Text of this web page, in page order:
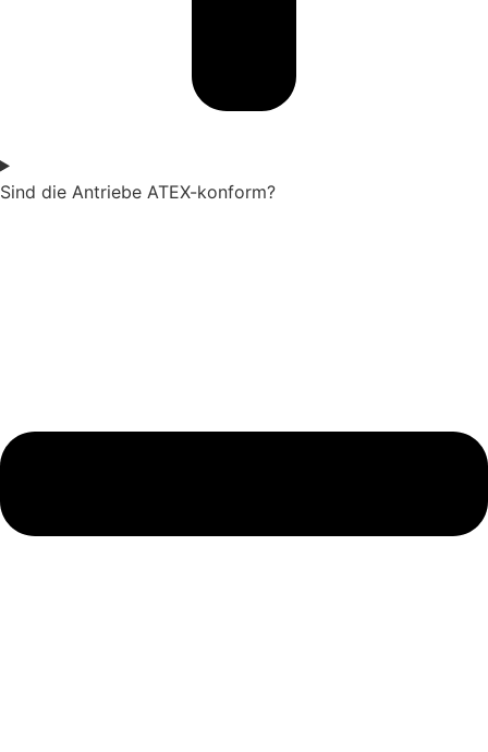
Sind die Antriebe ATEX-konform?